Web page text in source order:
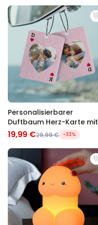
Personalisierbarer
Duftbaum Herz-Karte mit
Foto
19,99 €29,99 € -33%